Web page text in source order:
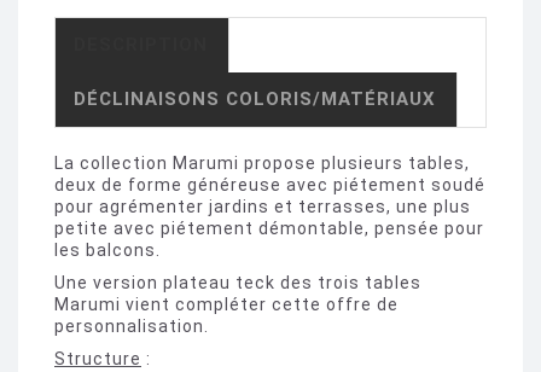
DÉCLINAISONS COLORIS/MATÉRIAUX
La collection Marumi propose plusieurs tables,
deux de forme généreuse avec piétement soudé
pour agrémenter jardins et terrasses, une plus
petite avec piétement démontable, pensée pour
les balcons.
Une version plateau teck des trois tables
Marumi vient compléter cette offre de
personnalisation.
Structure :